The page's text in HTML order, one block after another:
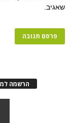
שאגיב.
הרשמה